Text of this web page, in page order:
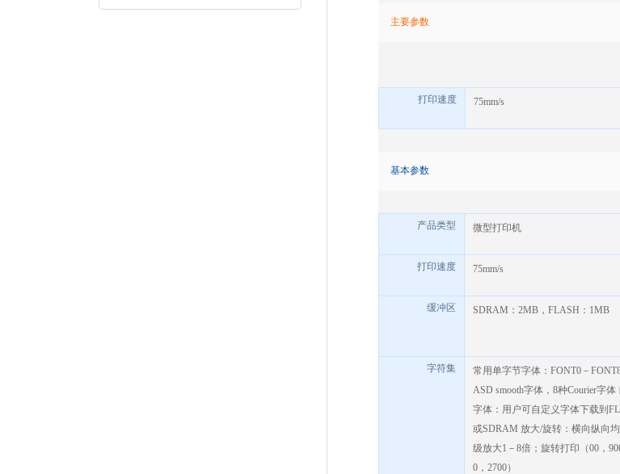
主要参数
打印速度 75mm/s
基本参数
产品类型 微型打印机
打印速度 75mm/s
缓冲区 SDRAM ： 2MB ， FLASH ： 1MB
字符集 常用单字节字体： FONT0 －
ASD smooth字体， 8种Courier字体
字体：用户可自定义字体下载到
或SDRAM 放大/旋转：横向纵向
级放大1 － 8倍；旋转打印（00 ，
0 ， 2700）